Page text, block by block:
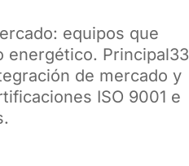
equipos que
energético. Principal33
de mercado y
ISO 9001 e